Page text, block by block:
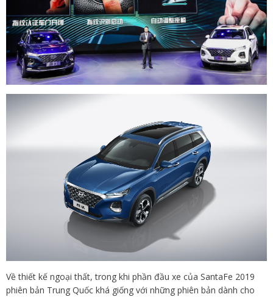
Về thiết kế ngoại thất, trong khi phần đầu xe của SantaFe 2019
phiên bản Trung Quốc khá giống với những phiên bản dành cho